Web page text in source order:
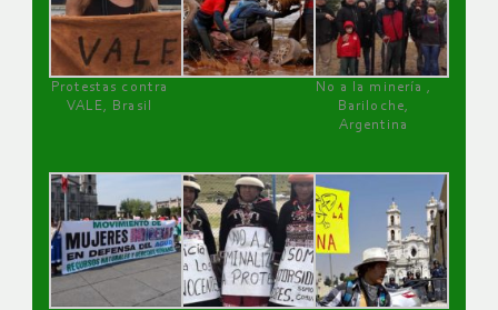
Protestas contra
VALE, Brasil
No a la minería ,
Bariloche,
Argentina